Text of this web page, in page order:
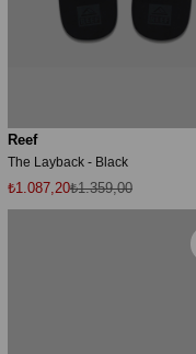
Reef
The Layback - Black
₺1.087,20₺1.359,00